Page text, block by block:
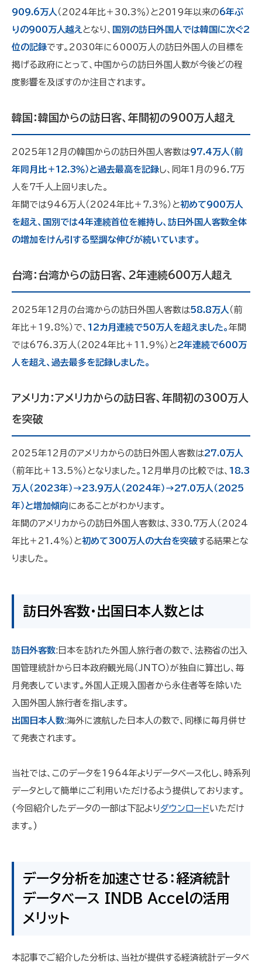
909.6万人 （2024年比＋30.3％）と2019年以来の6年ぶ
りの900万人越え となり、 国別の訪日外国人では韓国に次ぐ2
位の記録です。2030年に6000万人の訪日外国人の目標を
掲げる政府にとって、中国からの訪日外国人数が今後どの程
度影響を及ぼすのか注目されます。
韓国：韓国からの訪日客、年間初の900万人超え
2025年12月の韓国からの訪日外国人客数は97.4万人（前
年同月比＋12.3％）と過去最高を記録し、同年1月の96.7万
人を7千人上回りました。
年間では946万人（2024年比＋7.3％）と初めて900万人
を超え、国別では4年連続首位を維持し、訪日外国人客数全体
の増加をけん引する堅調な伸びが続いています。
台湾：台湾からの訪日客、2年連続600万人超え
2025年12月の台湾からの訪日外国人客数は58.8万人 （前
年比＋19.8％）で、 12カ月連続で50万人を超えました。 年間
では676.3万人（2024年比＋11.9％）と2年連続で600万
人を超え、過去最多を記録しました。
アメリカ：アメリカからの訪日客、年間初の300万人
を突破
2025年12月のアメリカからの訪日外国人客数は27.0万人
（前年比＋13.5％）となりました。12月単月の比較では、 18.3
万人（2023年）→23.9万人（2024年）→27.0万人（2025
年）と増加傾向 にあることがわかります。
年間のアメリカからの訪日外国人客数は、330.7万人（2024
年比＋21.4％）と初めて300万人の大台を突破する結果とな
りました。
訪日外客数・出国日本人数とは
訪日外客数:日本を訪れた外国人旅行者の数で、法務省の出入
国管理統計から日本政府観光局（JNTO）が独自に算出し、毎
月発表しています。外国人正規入国者から永住者等を除いた
入国外国人旅行者を指します。
出国日本人数:海外に渡航した日本人の数で、同様に毎月併せ
て発表されます。
当社では、このデータを1964年よりデータベース化し、時系列
データとして簡単にご利用いただけるよう提供しております。
(今回紹介したデータの一部は下記より ダウンロードいただけ
ます。)
データ分析を加速させる：経済統計
データベース INDB Accelの活用
メリット
本記事でご紹介した分析は、当社が提供する経済統計データベ